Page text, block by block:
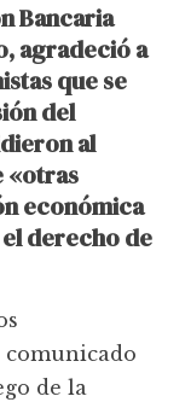
Bancaria
agradeció a
que se
del
al
«otras
económica
derecho de
comunicado
de la